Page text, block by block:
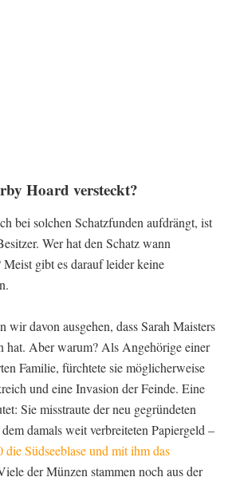
Hoard versteckt?
bei solchen Schatzfunden aufdrängt, ist
Wer hat den Schatz wann
gibt es darauf leider keine
davon ausgehen, dass Sarah Maisters
hat. Aber warum? Als Angehörige einer
Familie, fürchtete sie möglicherweise
und eine Invasion der Feinde. Eine
Sie misstraute der neu gegründeten
damals weit verbreiteten Papiergeld –
Südseeblase und mit ihm das
der Münzen stammen noch aus der